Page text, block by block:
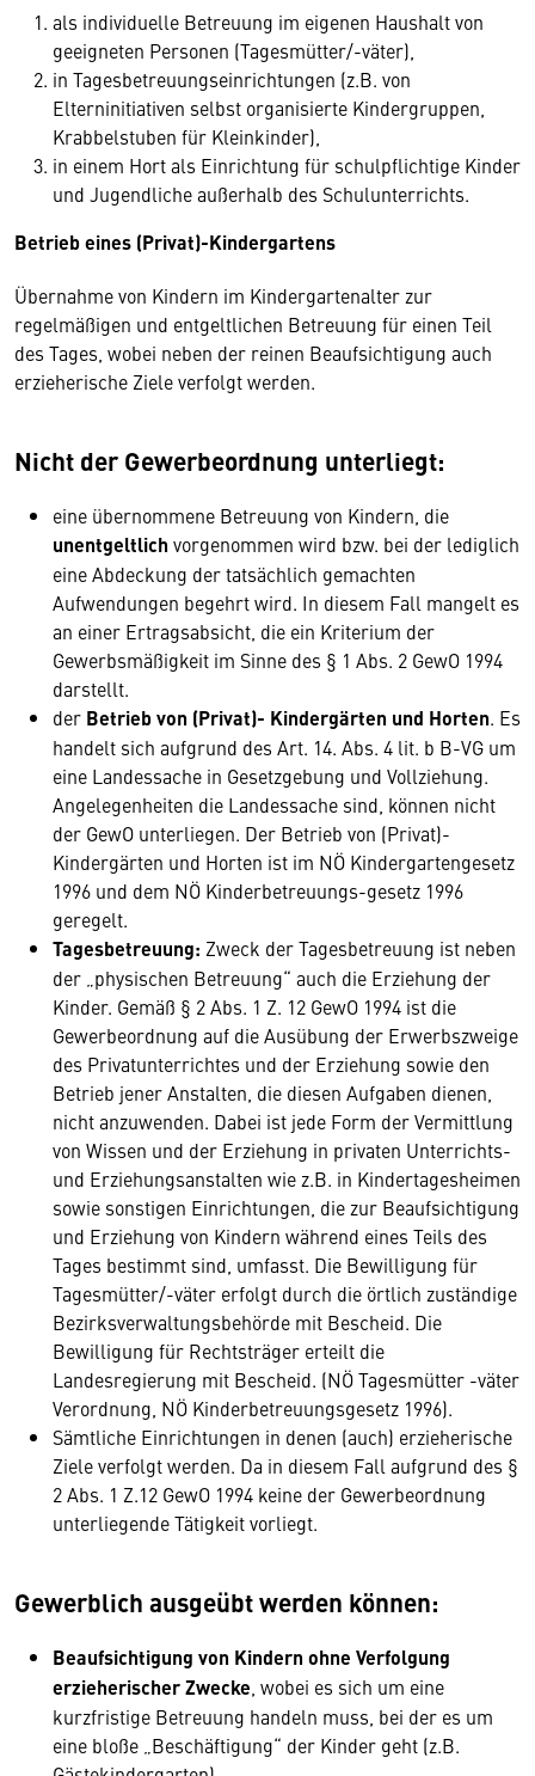
als individuelle Betreuung im eigenen Haushalt von
geeigneten Personen (Tagesmütter/-väter),
in Tagesbetreuungseinrichtungen (z.B. von
Elterninitiativen selbst organisierte Kindergruppen,
Krabbelstuben für Kleinkinder),
in einem Hort als Einrichtung für schulpflichtige Kinder
und Jugendliche außerhalb des Schulunterrichts.
Betrieb eines (Privat)-Kindergartens
Übernahme von Kindern im Kindergartenalter zur
regelmäßigen und entgeltlichen Betreuung für einen Teil
des Tages, wobei neben der reinen Beaufsichtigung auch
erzieherische Ziele verfolgt werden.
Nicht der Gewerbeordnung unterliegt:
eine übernommene Betreuung von Kindern, die
unentgeltlich vorgenommen wird bzw. bei der lediglich
eine Abdeckung der tatsächlich gemachten
Aufwendungen begehrt wird. In diesem Fall mangelt es
an einer Ertragsabsicht, die ein Kriterium der
Gewerbsmäßigkeit im Sinne des § 1 Abs. 2 GewO 1994
darstellt.
der Betrieb von (Privat)- Kindergärten und Horten. Es
handelt sich aufgrund des Art. 14. Abs. 4 lit. b B-VG um
eine Landessache in Gesetzgebung und Vollziehung.
Angelegenheiten die Landessache sind, können nicht
der GewO unterliegen. Der Betrieb von (Privat)-
Kindergärten und Horten ist im NÖ Kindergartengesetz
1996 und dem NÖ Kinderbetreuungs-gesetz 1996
geregelt.
Tagesbetreuung: Zweck der Tagesbetreuung ist neben
der „physischen Betreuung“ auch die Erziehung der
Kinder. Gemäß § 2 Abs. 1 Z. 12 GewO 1994 ist die
Gewerbeordnung auf die Ausübung der Erwerbszweige
des Privatunterrichtes und der Erziehung sowie den
Betrieb jener Anstalten, die diesen Aufgaben dienen,
nicht anzuwenden. Dabei ist jede Form der Vermittlung
von Wissen und der Erziehung in privaten Unterrichts-
und Erziehungsanstalten wie z.B. in Kindertagesheimen
sowie sonstigen Einrichtungen, die zur Beaufsichtigung
und Erziehung von Kindern während eines Teils des
Tages bestimmt sind, umfasst. Die Bewilligung für
Tagesmütter/-väter erfolgt durch die örtlich zuständige
Bezirksverwaltungsbehörde mit Bescheid. Die
Bewilligung für Rechtsträger erteilt die
Landesregierung mit Bescheid. (NÖ Tagesmütter -väter
Verordnung, NÖ Kinderbetreuungsgesetz 1996).
Sämtliche Einrichtungen in denen (auch) erzieherische
Ziele verfolgt werden. Da in diesem Fall aufgrund des §
2 Abs. 1 Z.12 GewO 1994 keine der Gewerbeordnung
unterliegende Tätigkeit vorliegt.
Gewerblich ausgeübt werden können:
Beaufsichtigung von Kindern ohne Verfolgung
erzieherischer Zwecke , wobei es sich um eine
kurzfristige Betreuung handeln muss, bei der es um
eine bloße „Beschäftigung“ der Kinder geht (z.B.